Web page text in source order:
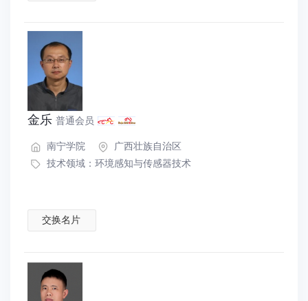
金乐 普通会员
南宁学院
广西壮族自治区
技术领域： 环境感知与传感器技术
交换名片